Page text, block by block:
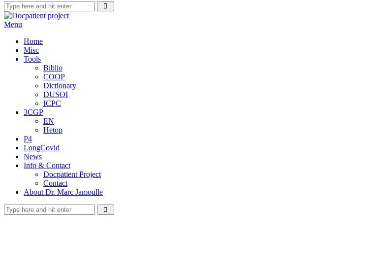
Menu
Home
Misc
Tools
Biblio
COOP
Dictionary
DUSOI
ICPC
3CGP
EN
Hetop
P4
LongCovid
News
Info & Contact
Docpatient Project
Contact
About Dr. Marc Jamoulle